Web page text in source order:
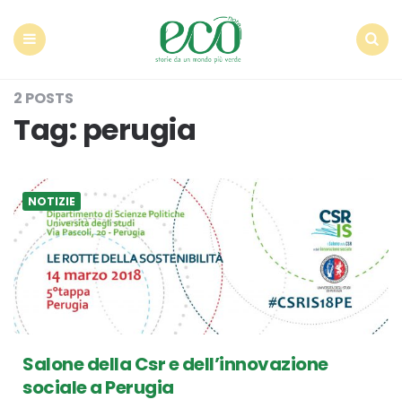
2 POSTS
Tag: perugia
NOTIZIE
Salone della Csr e dell’innovazione
sociale a Perugia